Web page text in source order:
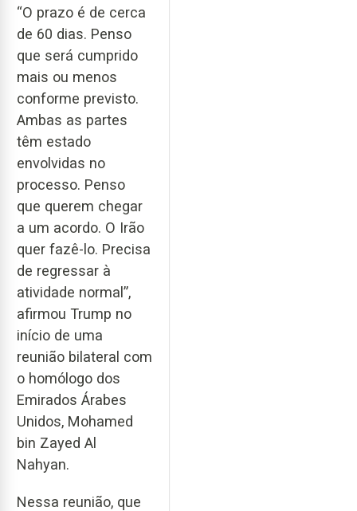
“O prazo é de cerca
de 60 dias. Penso
que será cumprido
mais ou menos
conforme previsto.
Ambas as partes
têm estado
envolvidas no
processo. Penso
que querem chegar
a um acordo. O Irão
quer fazê-lo. Precisa
de regressar à
atividade normal”,
afirmou Trump no
início de uma
reunião bilateral com
o homólogo dos
Emirados Árabes
Unidos, Mohamed
bin Zayed Al
Nahyan.
Nessa reunião, que